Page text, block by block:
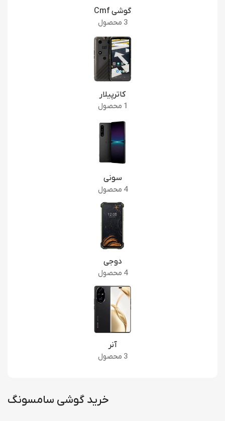
گوشی Cmf
3 محصول
کاترپیلار
1 محصول
سونی
4 محصول
دوجی
4 محصول
آنر
3 محصول
خرید گوشی سامسونگ